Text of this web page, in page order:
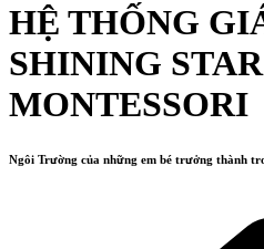
HỆ THỐNG
SHINING STAR
MONTESSORI
Ngôi Trường của những em bé trưởng thành